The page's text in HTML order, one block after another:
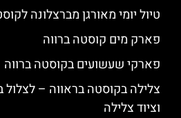
טיול יומי מאורגן מברצלונה
פארק מים קוסטה ברווה
פארקי שעשועים בקוסטה ברווה
צלילה בקוסטה בראווה – לצלול
וציוד צלילה